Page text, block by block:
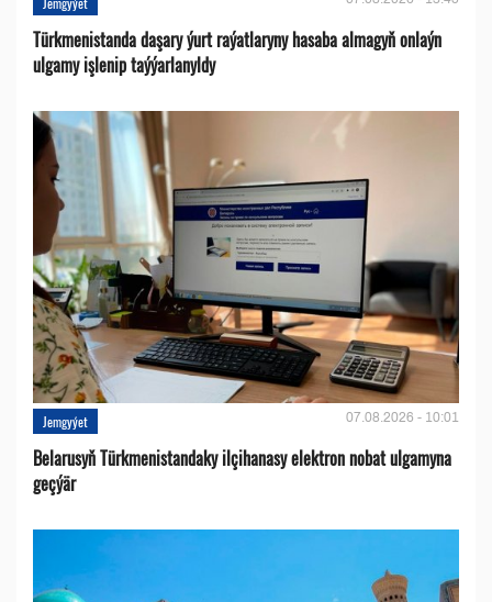
Türkmenistanda daşary ýurt raýatlaryny hasaba almagyň onlaýn
ulgamy işlenip taýýarlanyldy
Jemgyýet 07.08.2026 - 10:01
Belarusyň Türkmenistandaky ilçihanasy elektron nobat ulgamyna
geçýär